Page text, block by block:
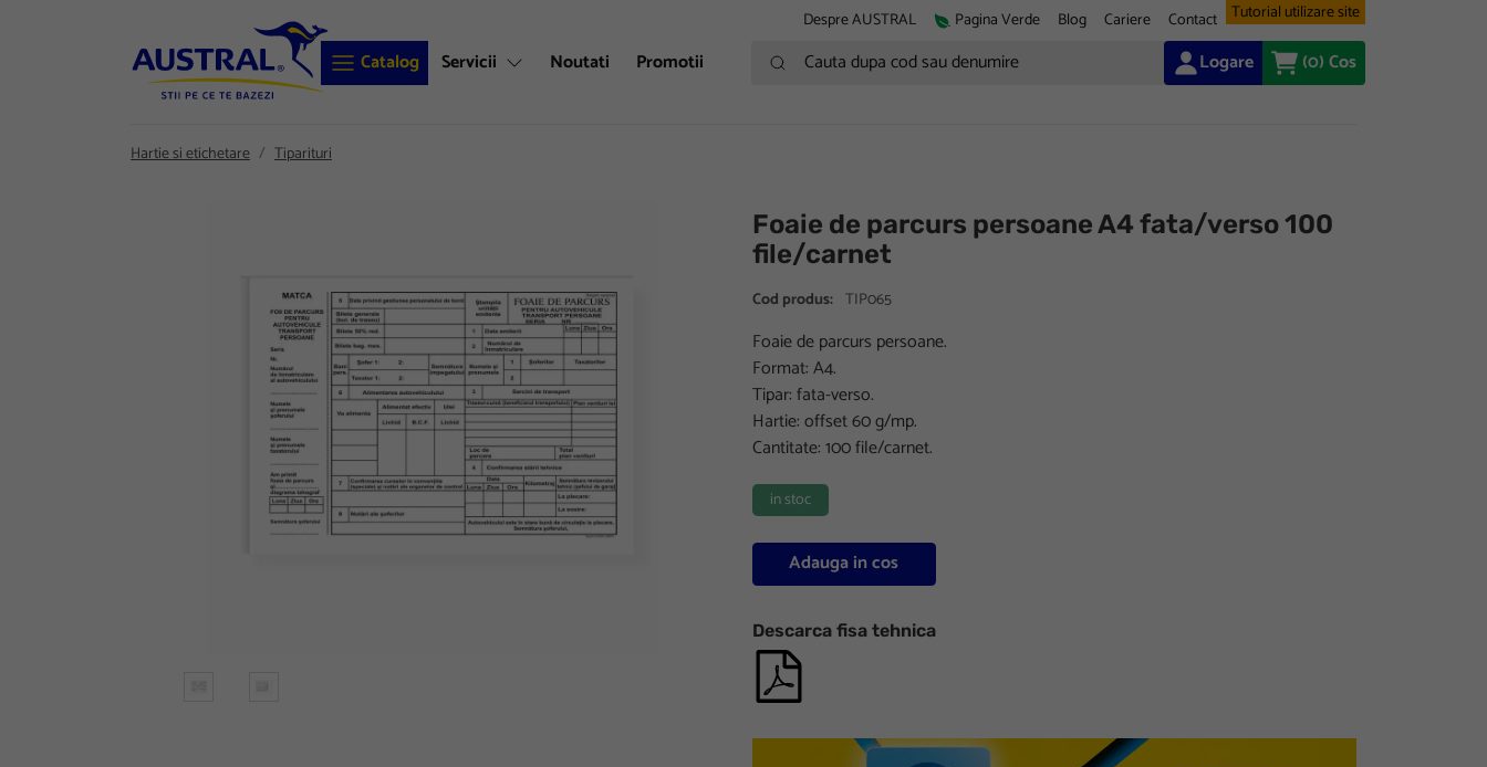
Despre AUSTRAL Pagina Verde Blog Cariere Contact Tutorial utilizare site
Catalog Servicii Noutati Promotii Cauta dupa cod sau denumire Logare (0)Cos
Hartie si etichetare Tiparituri
Foaie de parcurs persoane A4 fata/verso 100
file/carnet
Cod produs: TIP065
Foaie de parcurs persoane.
Format: A4.
Tipar: fata-verso.
Hartie: offset 60 g/mp.
Cantitate: 100 file/carnet.
in stoc
Adauga in cos
Descarca fisa tehnica